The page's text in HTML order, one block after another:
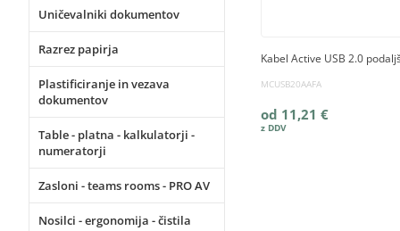
Uničevalniki dokumentov
Razrez papirja
Plastificiranje in vezava
dokumentov
Table - platna - kalkulatorji -
numeratorji
Zasloni - teams rooms - PRO AV
Nosilci - ergonomija - čistila
Kabel Active USB 2.0
MCUSB20AAFA
od 11,21 €